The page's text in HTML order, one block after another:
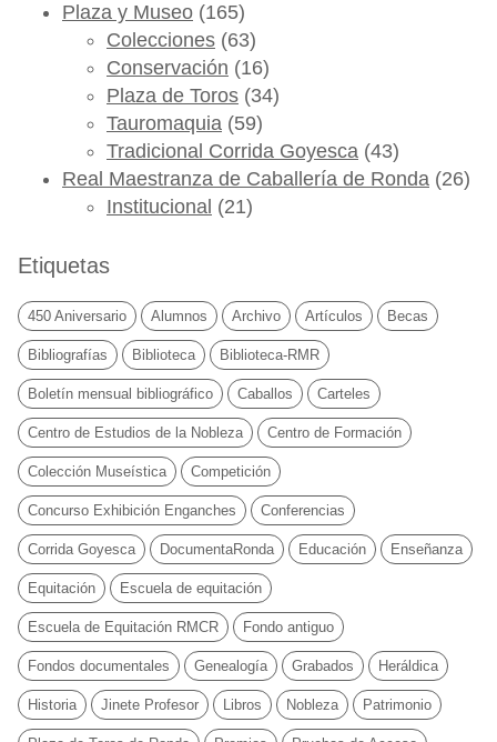
Plaza y Museo (165)
Colecciones (63)
Conservación (16)
Plaza de Toros (34)
Tauromaquia (59)
Tradicional Corrida Goyesca (43)
Real Maestranza de Caballería de Ronda (26)
Institucional (21)
Etiquetas
450 Aniversario Alumnos Archivo Artículos Becas
Bibliografías Biblioteca Biblioteca-RMR
Boletín mensual bibliográfico Caballos Carteles
Centro de Estudios de la Nobleza Centro de Formación
Colección Museística Competición
Concurso Exhibición Enganches Conferencias
Corrida Goyesca DocumentaRonda Educación Enseñanza
Equitación Escuela de equitación
Escuela de Equitación RMCR Fondo antiguo
Fondos documentales Genealogía Grabados Heráldica
Historia Jinete Profesor Libros Nobleza Patrimonio